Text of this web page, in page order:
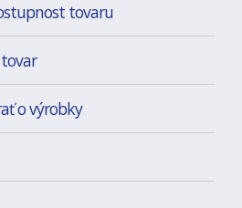
tovaru
o výrobky